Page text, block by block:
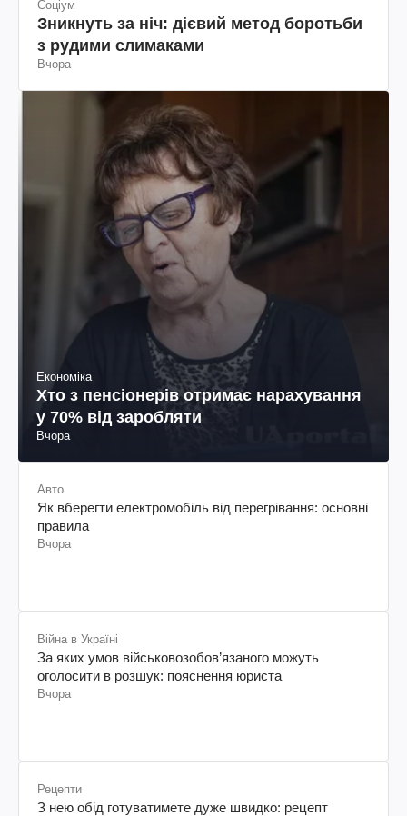
Соціум
Зникнуть за ніч: дієвий метод боротьби
з рудими слимаками
Вчора
Економіка
Хто з пенсіонерів отримає нарахування
у 70% від заробляти
Вчора
Авто
Як вберегти електромобіль від перегрівання: основні
правила
Вчора
Війна в Україні
За яких умов військовозобов’язаного можуть
оголосити в розшук: пояснення юриста
Вчора
Рецепти
З нею обід готуватимете дуже швидко: рецепт